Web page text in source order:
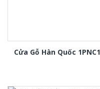
Cửa Gỗ Hàn Quốc 1PNC1